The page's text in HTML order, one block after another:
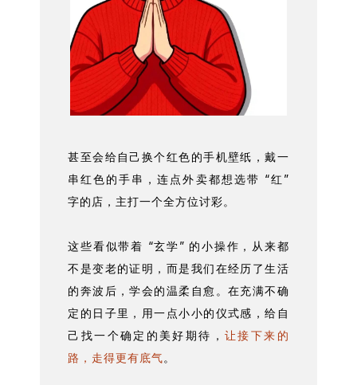
甚至会给自己换个红色的手机壁纸，戴一
串红色的手串，连点外卖都想选带 “红”
字的店，主打一个全方位讨彩。
这些看似带着 “玄学” 的小操作，从来都
不是变老的证明，而是我们在经历了生活
的奔波后，学会的温柔自愈。在充满不确
定的日子里，用一点小小的仪式感，给自
己找一个确定的美好期待，让接下来的
路，走得更有底气。